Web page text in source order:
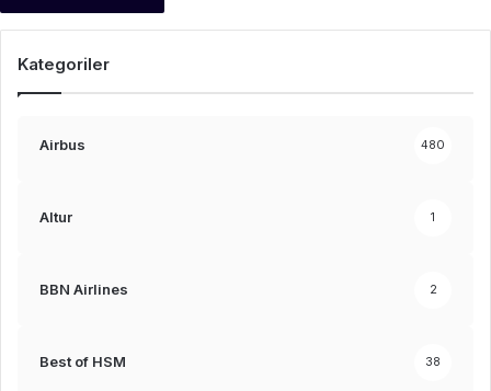
Kategoriler
Airbus 480
Altur 1
BBN Airlines 2
Best of HSM 38